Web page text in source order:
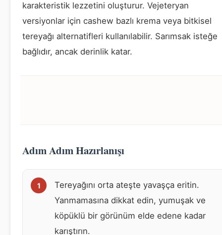
karakteristik lezzetini oluşturur. Vejeteryan
versiyonlar için cashew bazlı krema veya bitkisel
tereyağı alternatifleri kullanılabilir. Sarımsak isteğe
bağlıdır, ancak derinlik katar.
Adım Adım Hazırlanışı
Tereyağını orta ateşte yavaşça eritin.
Yanmamasına dikkat edin, yumuşak ve
köpüklü bir görünüm elde edene kadar
karıştırın.